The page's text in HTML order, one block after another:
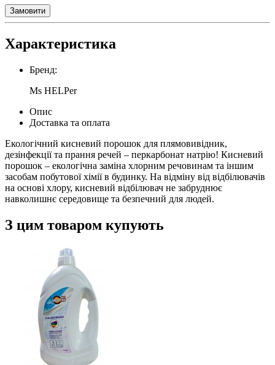
Замовити
Характеристика
Бренд:
Ms HELPer
Опис
Доставка та оплата
Екологічний кисневий порошок для плямовивідник,
дезінфекції та прання речей – перкарбонат натрію! Кисневий
порошок – екологічна заміна хлорним речовинам та іншим
засобам побутової хімії в будинку. На відміну від відбілювачів
на основі хлору, кисневий відбілювач не забруднює
навколишнє середовище та безпечний для людей.
З цим товаром купують